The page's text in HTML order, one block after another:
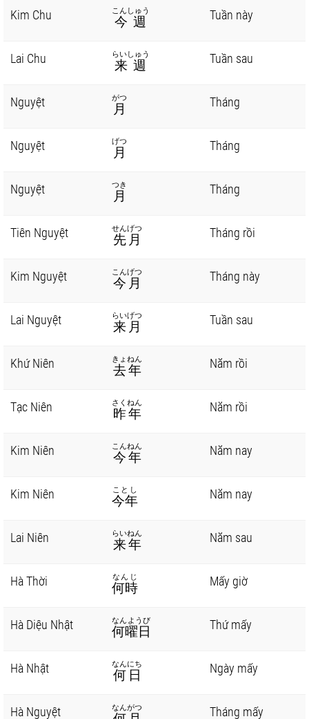
Kim Chu 今週
こんしゅう Tuần này
Lai Chu 来週
らいしゅう Tuần sau
Nguyệt 月
がつ Tháng
Nguyệt 月
げつ Tháng
Nguyệt 月
つき Tháng
Tiên Nguyệt 先月
せんげつ Tháng rồi
Kim Nguyệt 今月
こんげつ Tháng này
Lai Nguyệt 来月
らいげつ Tuần sau
Khứ Niên 去年
きょねん Năm rồi
Tạc Niên 昨年
さくねん Năm rồi
Kim Niên 今年
こんねん Năm nay
Kim Niên 今年
ことし Năm nay
Lai Niên 来年
らいねん Năm sau
Hà Thời 何時
なんじ Mấy giờ
Hà Diệu Nhật 何曜日
なんようび Thứ mấy
Hà Nhật 何日
なんにち Ngày mấy
Hà Nguyệt なんがつ Tháng mấy